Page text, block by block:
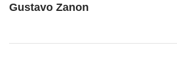
Gustavo Zanon